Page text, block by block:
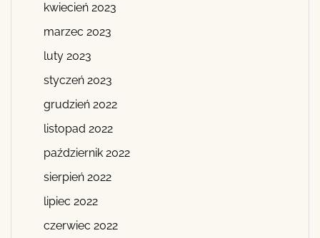
kwiecień 2023
marzec 2023
luty 2023
styczeń 2023
grudzień 2022
listopad 2022
październik 2022
sierpień 2022
lipiec 2022
czerwiec 2022